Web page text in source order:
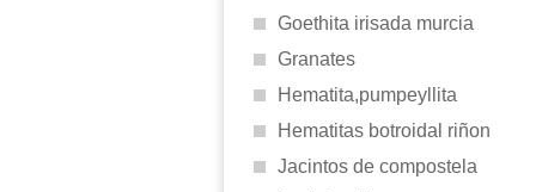
Goethita irisada murcia
Granates
Hematita,pumpeyllita
Hematitas botroidal riñon
Jacintos de compostela